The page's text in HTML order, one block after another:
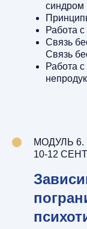
синдром
Работа
Связь
Связь
Работа
МОДУЛЬ 6.
10-12